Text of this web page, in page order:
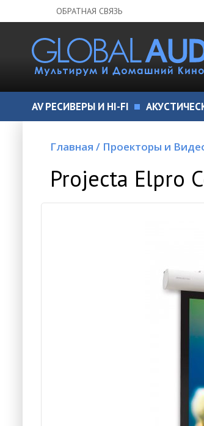
ОБРАТНАЯ СВЯЗЬ
AV РЕСИВЕРЫ И HI-FI
Главная / Проекторы и
Projecta Elpro